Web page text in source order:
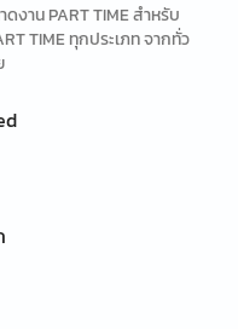
งาน PART TIME สำหรับ
TIME ทุกประเภท จากทั่ว